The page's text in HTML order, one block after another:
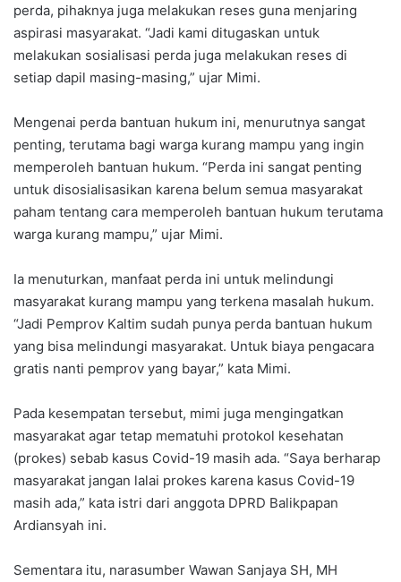
perda, pihaknya juga melakukan reses guna menjaring
aspirasi masyarakat. “Jadi kami ditugaskan untuk
melakukan sosialisasi perda juga melakukan reses di
setiap dapil masing-masing,” ujar Mimi.
Mengenai perda bantuan hukum ini, menurutnya sangat
penting, terutama bagi warga kurang mampu yang ingin
memperoleh bantuan hukum. “Perda ini sangat penting
untuk disosialisasikan karena belum semua masyarakat
paham tentang cara memperoleh bantuan hukum terutama
warga kurang mampu,” ujar Mimi.
Ia menuturkan, manfaat perda ini untuk melindungi
masyarakat kurang mampu yang terkena masalah hukum.
“Jadi Pemprov Kaltim sudah punya perda bantuan hukum
yang bisa melindungi masyarakat. Untuk biaya pengacara
gratis nanti pemprov yang bayar,” kata Mimi.
Pada kesempatan tersebut, mimi juga mengingatkan
masyarakat agar tetap mematuhi protokol kesehatan
(prokes) sebab kasus Covid-19 masih ada. “Saya berharap
masyarakat jangan lalai prokes karena kasus Covid-19
masih ada,” kata istri dari anggota DPRD Balikpapan
Ardiansyah ini.
Sementara itu, narasumber Wawan Sanjaya SH, MH